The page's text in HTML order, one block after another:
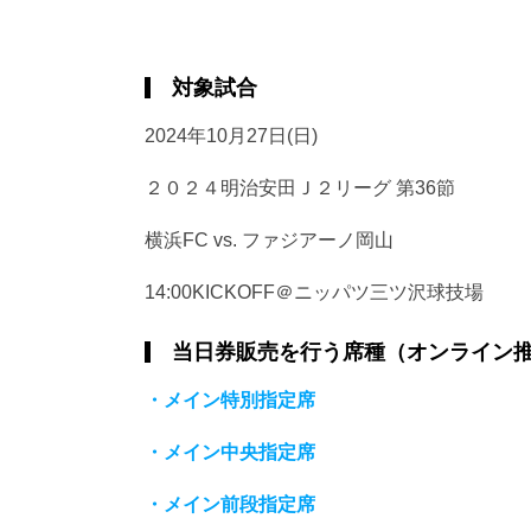
対象試合
2024年10月27日(日)
２０２４明治安田Ｊ２リーグ 第36節
横浜FC vs. ファジアーノ岡山
14:00KICKOFF＠ニッパツ三ツ沢球技場
当日券販売を行う席種（オンライン
・メイン特別指定席
・メイン中央指定席
・メイン前段指定席